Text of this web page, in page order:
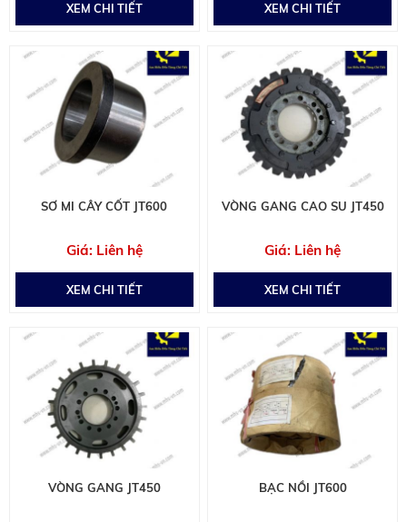
XEM CHI TIẾT XEM CHI TIẾT
SƠ MI CÂY CỐT JT600
Liên hệ
XEM CHI TIẾT
VÒNG GANG CAO SU JT450
Liên hệ
XEM CHI TIẾT
VÒNG GANG JT450 BẠC NỒI JT600